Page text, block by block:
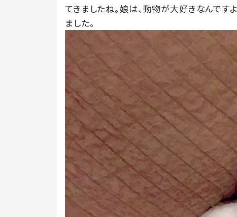
てきましたね。娘は、動物が大好きなんです
ました。